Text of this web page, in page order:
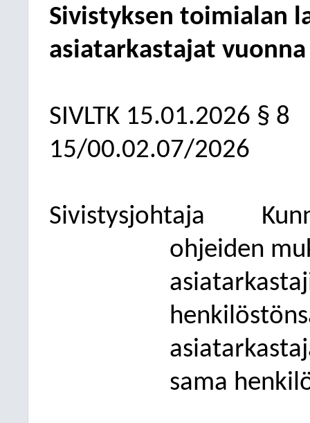
Sivistyksen toimialan
asiatarkastajat
SIVLTK 15.01.2026 § 8
15/00.02.07/2026
Sivistysjohtaja
ohjeiden
sama